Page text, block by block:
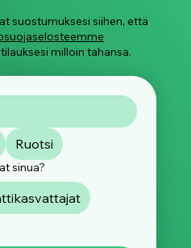
suostumuksesi siihen, että
milloin tahansa.
Ruotsi
sinua?